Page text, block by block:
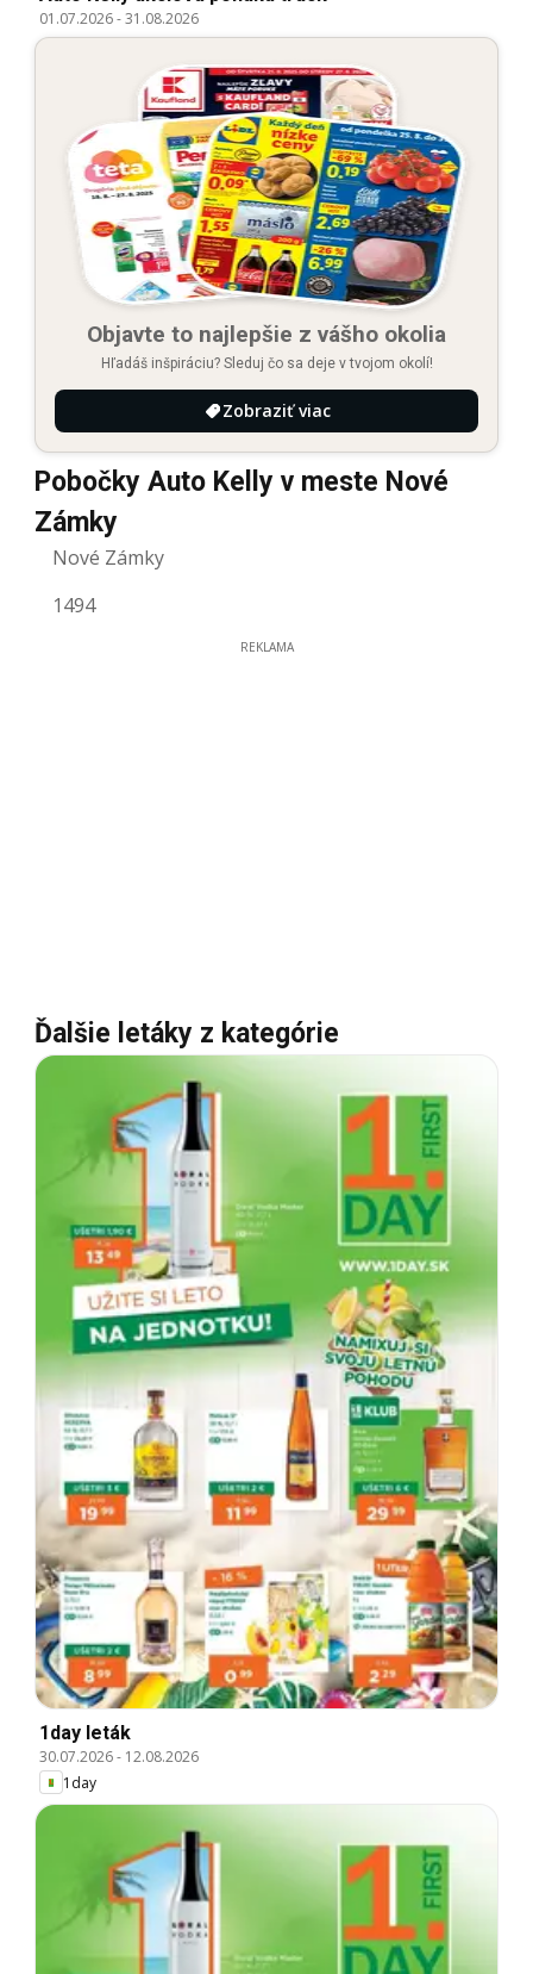
01.07.2026-31.08.2026
Objavte to najlepšie z vášho okolia
Hľadáš inšpiráciu? Sleduj čo sa deje v tvojom okolí!
Zobraziť viac
Pobočky Auto Kelly v meste Nové
Zámky
Nové Zámky
1494
REKLAMA
Ďalšie letáky z kategórie
1day leták
30.07.2026- 12.08.2026
1day